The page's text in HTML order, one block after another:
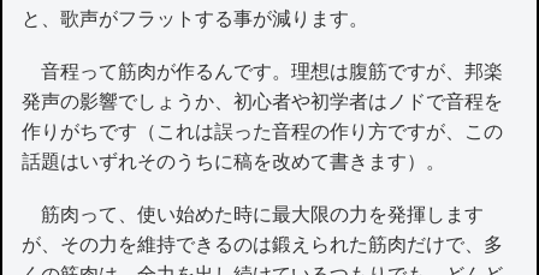
と、歌声がフラットする事が減ります。
音程って筋肉が作るんです。理想は腹筋ですが、邦楽
発声の影響でしょうか、初心者や初学者はノドで音程を
作りがちです（これは誤った音程の作り方ですが、この
話題はいずれそのうちに稿を改めて書きます）。
筋肉って、使い始めた時に最大限の力を発揮します
が、その力を維持できるのは鍛えられた筋肉だけで、多